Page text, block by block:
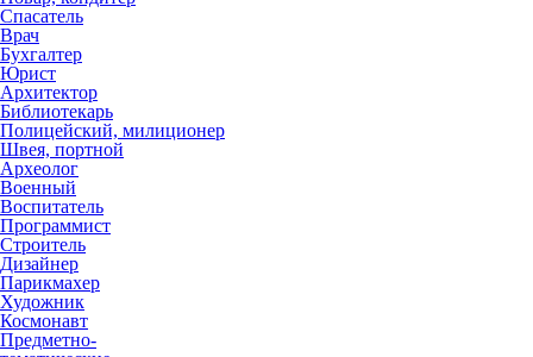
Спасатель
Врач
Бухгалтер
Юрист
Архитектор
Библиотекарь
Полицейский, милиционер
Швея, портной
Археолог
Военный
Воспитатель
Программист
Строитель
Дизайнер
Парикмахер
Художник
Космонавт
Предметно-